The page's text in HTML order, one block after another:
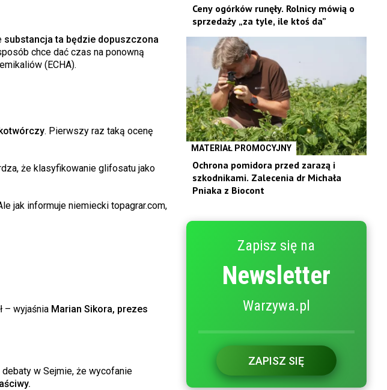
substancja ta będzie dopuszczona
chce dać czas na ponowną
(ECHA).
. Pierwszy raz taką ocenę
że klasyfikowanie glifosatu jako
jak informuje niemiecki topagrar.com,
– wyjaśnia Marian Sikora, prezes
w Sejmie, że wycofanie
Ceny ogórków runęły. Rolnicy mówią o
sprzedaży „za tyle, ile ktoś da”
MATERIAŁ PROMOCYJNY
Ochrona pomidora przed zarazą i
szkodnikami. Zalecenia dr Michała
Pniaka z Biocont
Zapisz się na
Newsletter
Warzywa.pl
ZAPISZ SIĘ